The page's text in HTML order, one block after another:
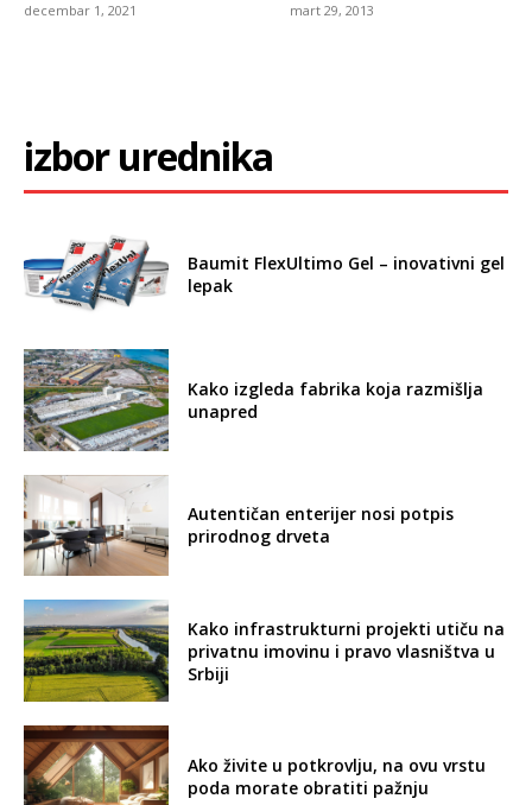
decembar 1, 2021 mart 29, 2013
izbor urednika
Baumit FlexUltimo Gel – inovativni gel
lepak
Kako izgleda fabrika koja razmišlja
unapred
Autentičan enterijer nosi potpis
prirodnog drveta
Kako infrastrukturni projekti utiču na
privatnu imovinu i pravo vlasništva u
Srbiji
Ako živite u potkrovlju, na ovu vrstu
poda morate obratiti pažnju